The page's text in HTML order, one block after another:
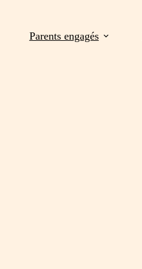
Parents engagés